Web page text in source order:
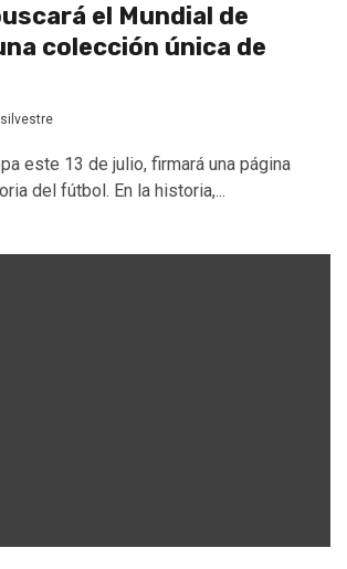
el Mundial de
colección única de
silvestre
este 13 de julio, firmará una página
del fútbol. En la historia,...